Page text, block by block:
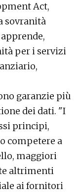
Act,
sovranità
per i servizi
garanzie più
dei dati. "I
principi,
competere a
maggiori
altrimenti
ai fornitori